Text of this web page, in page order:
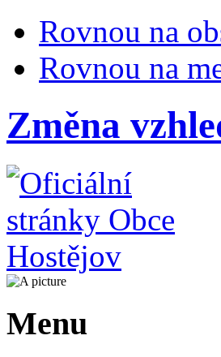
Rovnou na
Rovnou na
Změna
Menu